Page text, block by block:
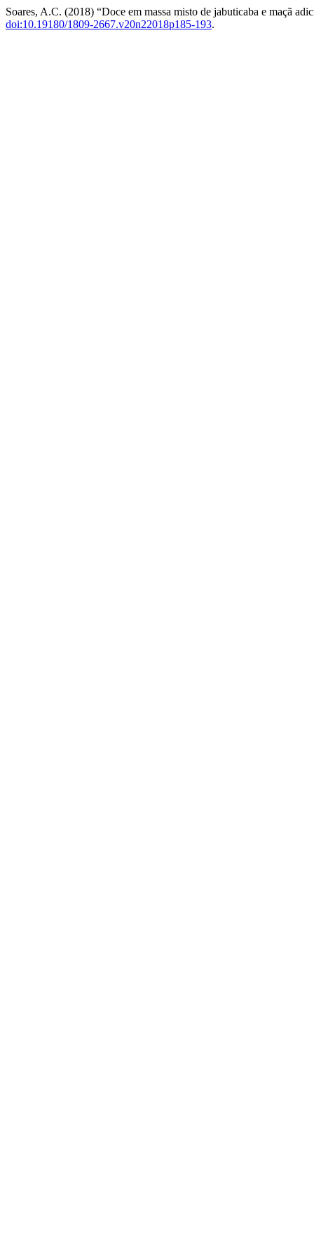
Soares, A.C. (2018) “Doce em massa misto de jabuticaba e maçã
doi:10.19180/1809-2667.v20n22018p185-193.